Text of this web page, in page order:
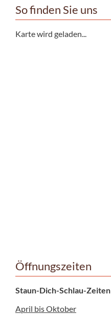
So finden Sie uns
Karte wird geladen...
Öffnungszeiten
Staun-Dich-Schlau-Zeiten
April bis Oktober